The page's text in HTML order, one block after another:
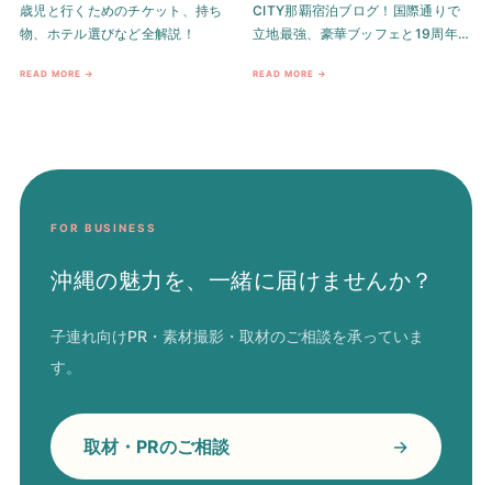
歳児と行くためのチケット、持ち
物、ホテル選びなど全解説！
READ MORE →
CITY那覇宿泊ブログ！国際通りで
立地最強、豪華ブッフェと19周年
READ MORE →
FOR BUSINESS
沖縄の魅力を、一緒に届けませんか？
子連れ向けPR・素材撮影・取材のご相談を承っていま
す。
取材・PRのご相談 →